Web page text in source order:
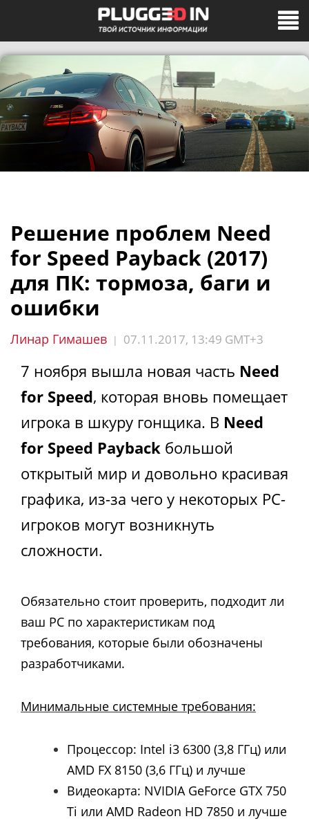
Решение проблем Need
for Speed Payback (2017)
для ПК: тормоза, баги и
ошибки
Линар Гимашев | 07.11.2017, 13:49 GMT+3
7 ноября вышла новая часть Need
for Speed, которая вновь помещает
игрока в шкуру гонщика. В Need
for Speed Payback большой
открытый мир и довольно красивая
графика, из-за чего у некоторых PC-
игроков могут возникнуть
сложности.
Обязательно стоит проверить, подходит ли
ваш PC по характеристикам под
требования, которые были обозначены
разработчиками.
Минимальные системные требования:
Процессор: Intel i3 6300 (3,8 ГГц) или
AMD FX 8150 (3,6 ГГц) и лучше
Видеокарта: NVIDIA GeForce GTX 750
Ti или AMD Radeon HD 7850 и лучше